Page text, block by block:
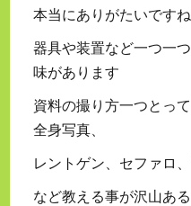
本当にありがたいですね
器具や装置など一つ一
味があります
資料の撮り方一つとっ
全身写真、
レントゲン、セファロ
など教える事が沢山あ